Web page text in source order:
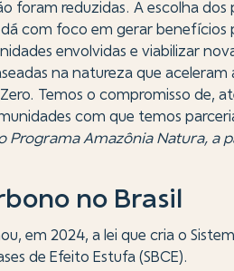
foram reduzidas. A escolha dos
com foco em gerar benefícios
envolvidas e viabilizar
na natureza que aceleram
Temos o compromisso de,
com que temos
Programa Amazônia Natura, a
no Brasil
em 2024, a lei que cria o
de Efeito Estufa (SBCE).